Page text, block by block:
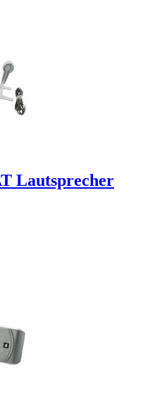
Lautsprecher